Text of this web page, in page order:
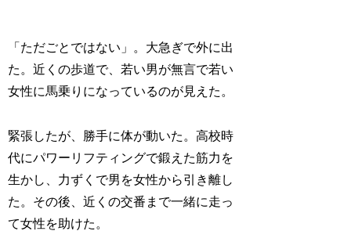
「ただごとではない」。大急ぎで外に出
た。近くの歩道で、若い男が無言で若い
女性に馬乗りになっているのが見えた。
緊張したが、勝手に体が動いた。高校時
代にパワーリフティングで鍛えた筋力を
生かし、力ずくで男を女性から引き離し
た。その後、近くの交番まで一緒に走っ
て女性を助けた。